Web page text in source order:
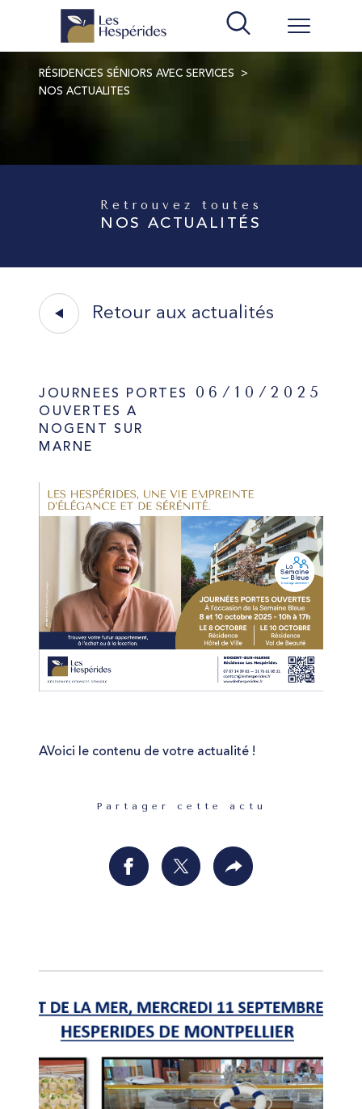
RÉSIDENCES SÉNIORS AVEC SERVICES
NOS ACTUALITES
Retrouvez toutes
NOS ACTUALITÉS
Retour aux actualités
JOURNEES PORTES
OUVERTES A
NOGENT SUR
MARNE
06/10/2025
AVoici le contenu de votre actualité !
Partager cette actu